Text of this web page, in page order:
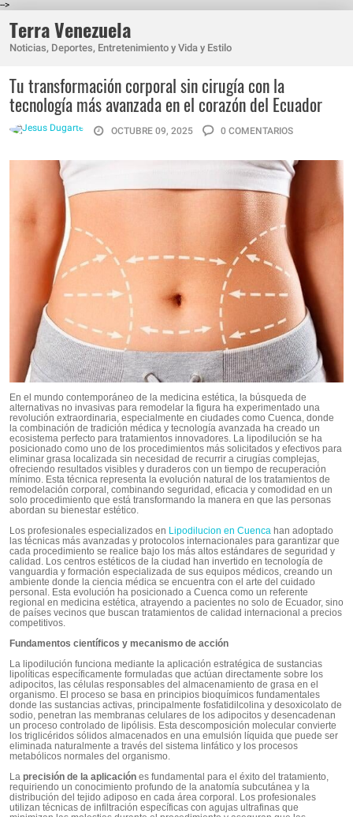
-->
Terra Venezuela
Noticias, Deportes, Entretenimiento y Vida y Estilo
Tu transformación corporal sin cirugía con la
tecnología más avanzada en el corazón del Ecuador
OCTUBRE 09, 2025 0 COMENTARIOS
En el mundo contemporáneo de la medicina estética, la búsqueda de
alternativas no invasivas para remodelar la figura ha experimentado una
revolución extraordinaria, especialmente en ciudades como Cuenca, donde
la combinación de tradición médica y tecnología avanzada ha creado un
ecosistema perfecto para tratamientos innovadores. La lipodilución se ha
posicionado como uno de los procedimientos más solicitados y efectivos para
eliminar grasa localizada sin necesidad de recurrir a cirugías complejas,
ofreciendo resultados visibles y duraderos con un tiempo de recuperación
mínimo. Esta técnica representa la evolución natural de los tratamientos de
remodelación corporal, combinando seguridad, eficacia y comodidad en un
solo procedimiento que está transformando la manera en que las personas
abordan su bienestar estético.
Los profesionales especializados en Lipodilucion en Cuenca han adoptado
las técnicas más avanzadas y protocolos internacionales para garantizar que
cada procedimiento se realice bajo los más altos estándares de seguridad y
calidad. Los centros estéticos de la ciudad han invertido en tecnología de
vanguardia y formación especializada de sus equipos médicos, creando un
ambiente donde la ciencia médica se encuentra con el arte del cuidado
personal. Esta evolución ha posicionado a Cuenca como un referente
regional en medicina estética, atrayendo a pacientes no solo de Ecuador, sino
de países vecinos que buscan tratamientos de calidad internacional a precios
competitivos.
Fundamentos científicos y mecanismo de acción
La lipodilución funciona mediante la aplicación estratégica de sustancias
lipolíticas específicamente formuladas que actúan directamente sobre los
adipocitos, las células responsables del almacenamiento de grasa en el
organismo. El proceso se basa en principios bioquímicos fundamentales
donde las sustancias activas, principalmente fosfatidilcolina y desoxicolato de
sodio, penetran las membranas celulares de los adipocitos y desencadenan
un proceso controlado de lipólisis. Esta descomposición molecular convierte
los triglicéridos sólidos almacenados en una emulsión líquida que puede ser
eliminada naturalmente a través del sistema linfático y los procesos
metabólicos normales del organismo.
La precisión de la aplicación es fundamental para el éxito del tratamiento,
requiriendo un conocimiento profundo de la anatomía subcutánea y la
distribución del tejido adiposo en cada área corporal. Los profesionales
utilizan técnicas de infiltración específicas con agujas ultrafinas que